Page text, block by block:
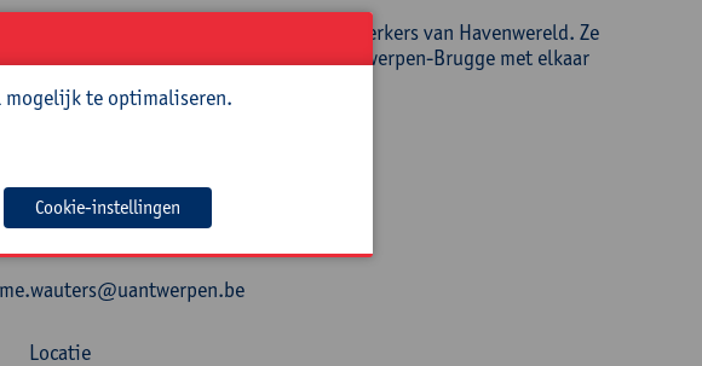
Vande Keybus zijn educatieve medewerkers van Havenwereld. Ze
jongeren, onderwijs en de haven van Antwerpen-Brugge met elkaar
Locatie
mogelijk te optimaliseren.
Cookie-instellingen